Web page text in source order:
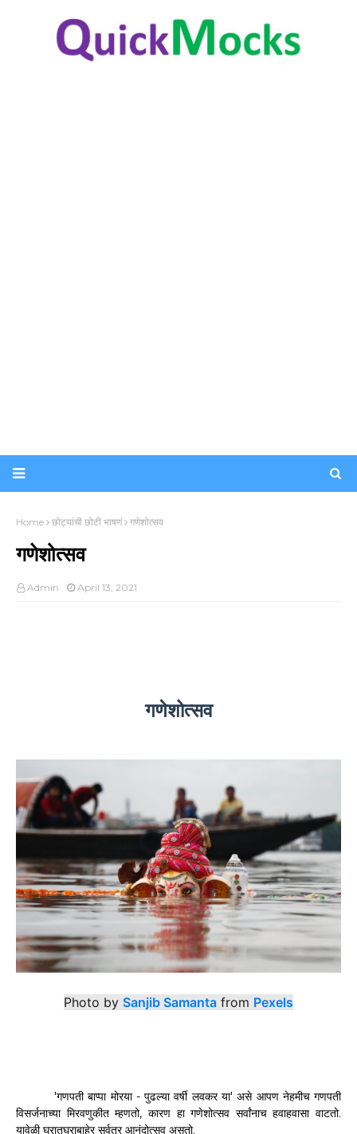
Home छोट्यांची छोटी भाषणं गणेशोत्सव
गणेशोत्सव
Admin April 13, 2021
गणेशोत्सव
Photo by Sanjib Samanta from Pexels
'गणपती बाप्पा मोरया-पुढल्या वर्षी लवकर या'असे आपण नेहमीच गणपती
विसर्जनाच्या मिरवणुकीत म्हणतो, कारण हा गणेशोत्सव सर्वांनाच हवाहवासा वाटतो.
यावेळी घरातघराबाहेर सर्वत्र आनंदोत्सव असतो.